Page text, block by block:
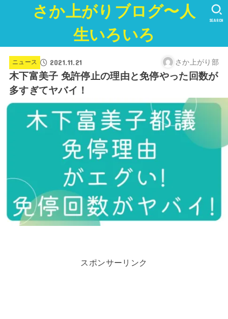
さか上がりブログ〜人
生いろいろ
SEARCH
ニュース 2021.11.21 さか上がり部
木下富美子 免許停止の理由と免停やった回数が
多すぎてヤバイ！
スポンサーリンク